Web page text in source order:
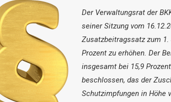
Der Verwaltungsrat der
seiner Sitzung vom
Zusatzbeitragssatz zum 1.
Prozent zu erhöhen. Der
insgesamt bei 15,9
beschlossen, das der
Schutzimpfungen in Höhe